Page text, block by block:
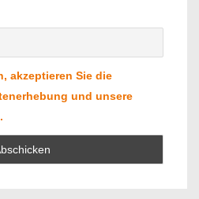
akzeptieren Sie die
und unsere